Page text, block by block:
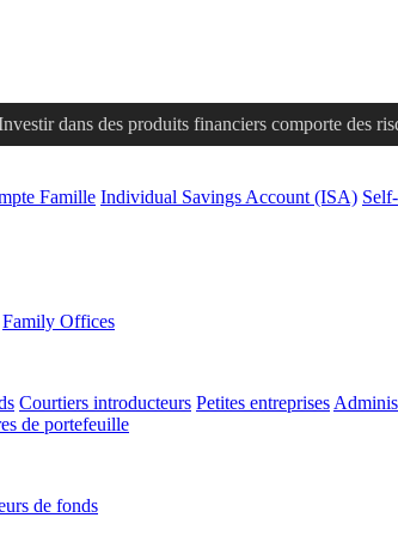
dans des produits financiers comporte des
Famille Individual Savings Account (ISA)
Family Offices
Courtiers introducteurs Petites entreprises
de portefeuille
de fonds